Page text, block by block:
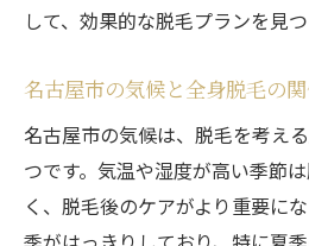
して、効果的な脱毛プランを見つ
名古屋市の気候と全身脱毛の
名古屋市の気候は、脱毛を考え
つです。気温や湿度が高い季節
く、脱毛後のケアがより重要に